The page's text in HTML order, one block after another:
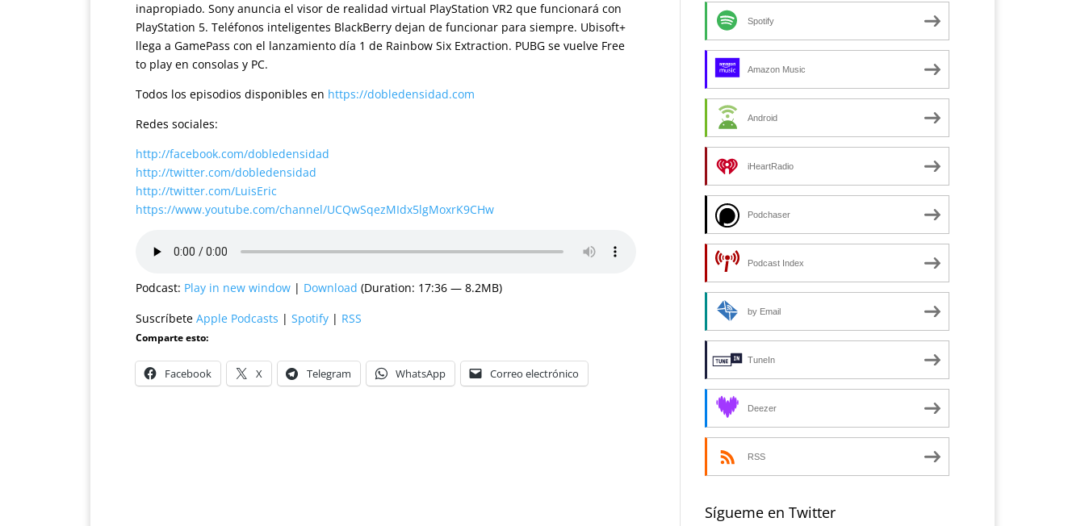
inapropiado. Sony anuncia el visor de realidad virtual PlayStation VR2 que funcionará con
PlayStation 5. Teléfonos inteligentes BlackBerry dejan de funcionar para siempre. Ubisoft+
llega a GamePass con el lanzamiento día 1 de Rainbow Six Extraction. PUBG se vuelve Free
to play en consolas y PC.
Todos los episodios disponibles en https://dobledensidad.com
Redes sociales:
http://facebook.com/dobledensidad
http://twitter.com/dobledensidad
http://twitter.com/LuisEric
https://www.youtube.com/channel/UCQwSqezMIdx5lgMoxrK9CHw
Podcast: Play in new window | Download (Duration: 17:36 — 8.2MB)
Suscríbete Apple Podcasts | Spotify | RSS
Comparte esto:
Facebook X Telegram WhatsApp Correo electrónico
Spotify
Amazon Music
Android
iHeartRadio
Podchaser
Podcast Index
by Email
TuneIn
Deezer
RSS
Sígueme en Twitter